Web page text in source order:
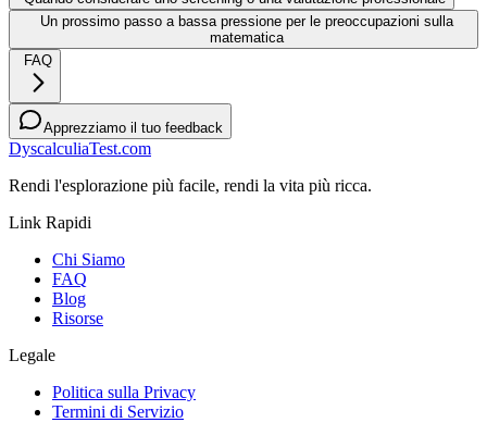
Un prossimo passo a bassa pressione per le preoccupazioni sulla
matematica
FAQ
Apprezziamo il tuo feedback
DyscalculiaTest.com
Rendi l'esplorazione più facile, rendi la vita più ricca.
Link Rapidi
Chi Siamo
FAQ
Blog
Risorse
Legale
Politica sulla Privacy
Termini di Servizio